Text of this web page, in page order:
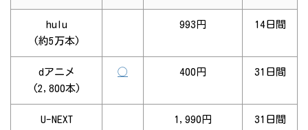
hulu
(約5万本)
993円 14日間
dアニメ
(2,800本)
◯ 400円 31日間
U-NEXT
1,990円 31日間